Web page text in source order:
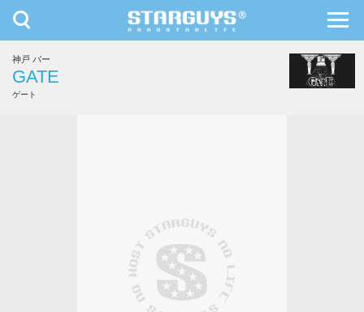
九州・沖縄
toggle
navigation
神戸 バー
GATE
ゲート